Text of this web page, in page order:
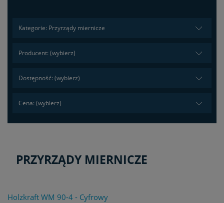
Kategorie: Przyrządy miernicze
Producent: (wybierz)
Dostępność: (wybierz)
Cena: (wybierz)
PRZYRZĄDY MIERNICZE
Holzkraft WM 90-4 - Cyfrowy